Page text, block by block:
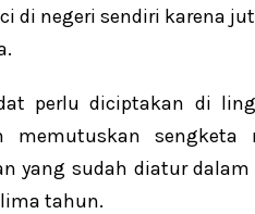
di negeri sendiri karena
perlu diciptakan di
memutuskan
yang sudah diatur
tahun.